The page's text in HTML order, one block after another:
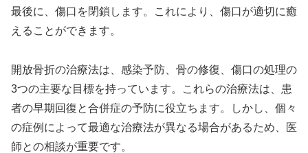
最後に、傷口を閉鎖します。これにより、傷口が適切に癒
えることができます。
開放骨折の治療法は、感染予防、骨の修復、傷口の処理の
3つの主要な目標を持っています。これらの治療法は、患
者の早期回復と合併症の予防に役立ちます。しかし、個々
の症例によって最適な治療法が異なる場合があるため、医
師との相談が重要です。